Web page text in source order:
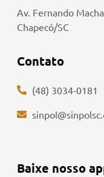
Av. Fernando
Chapecó/SC
Contato
(48) 3034-0181
Baixe nosso